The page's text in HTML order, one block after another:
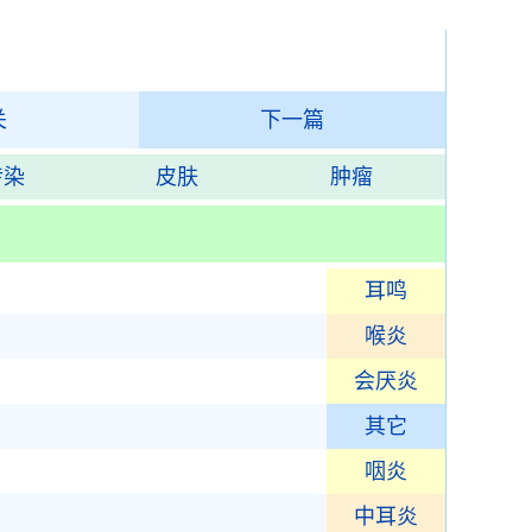
下一篇
皮肤 肿瘤
耳鸣
喉炎
会厌炎
其它
咽炎
中耳炎